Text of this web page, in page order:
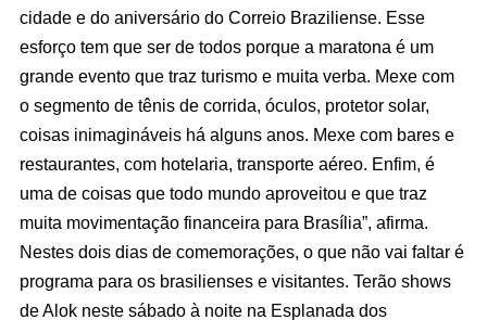
cidade e do aniversário do Correio Braziliense. Esse
esforço tem que ser de todos porque a maratona é um
grande evento que traz turismo e muita verba. Mexe com
o segmento de tênis de corrida, óculos, protetor solar,
coisas inimagináveis há alguns anos. Mexe com bares e
restaurantes, com hotelaria, transporte aéreo. Enfim, é
uma de coisas que todo mundo aproveitou e que traz
muita movimentação financeira para Brasília”, afirma.
Nestes dois dias de comemorações, o que não vai faltar é
programa para os brasilienses e visitantes. Terão shows
de Alok neste sábado à noite na Esplanada dos